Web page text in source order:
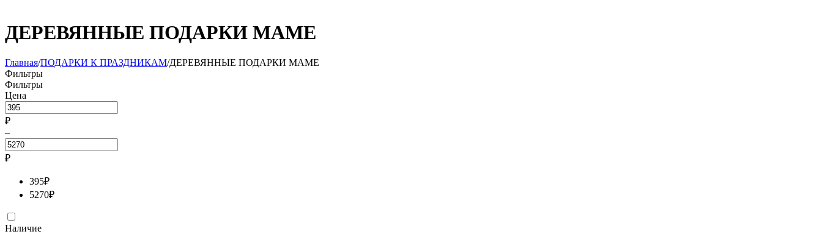
ДЕРЕВЯННЫЕ ПОДАРКИ МАМЕ
Главная/ПОДАРКИ К ПРАЗДНИКАМ/ДЕРЕВЯННЫЕ ПОДАРКИ МАМЕ
Фильтры
Фильтры
Цена
₽
–
₽
395₽
5270₽
Наличие